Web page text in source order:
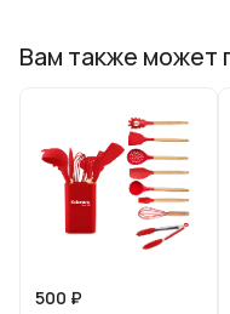
Вам также может
500 ₽